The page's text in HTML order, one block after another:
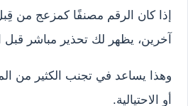
إذا كان الرقم مصنفًا كمزعج من
آخرين، يظهر لك تحذير مباشر قبل
وهذا يساعد في تجنب الكثير من
أو الاحتيالية.